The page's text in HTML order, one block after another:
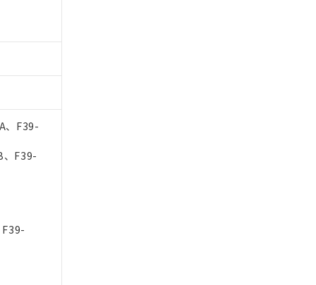
、F39-
、F39-